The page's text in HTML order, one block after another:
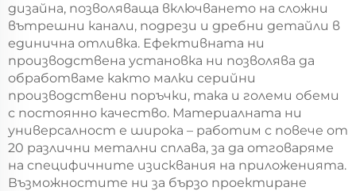
дизайна, позволяваща включването на сложни
вътрешни канали, подрези и дребни детайли в
единична отливка. Ефективната ни
производствена установка ни позволява да
обработваме както малки серийни
производствени поръчки, така и големи обеми
с постоянно качество. Материалната ни
универсалност е широка – работим с повече от
20 различни метални сплава, за да отговаряме
на специфичните изисквания на приложенията.
Възможностите ни за бързо проектиране